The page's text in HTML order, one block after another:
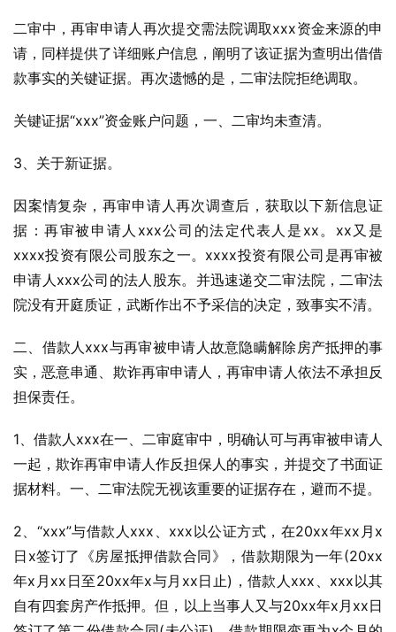
二审中，再审申请人再次提交需法院调取xxx资金来源的申
请，同样提供了详细账户信息，阐明了该证据为查明出借借
款事实的关键证据。再次遗憾的是，二审法院拒绝调取。
关键证据“xxx”资金账户问题，一、二审均未查清。
3、关于新证据。
因案情复杂，再审申请人再次调查后，获取以下新信息证
据：再审被申请人xxx公司的法定代表人是xx。xx又是
xxxx投资有限公司股东之一。xxxx投资有限公司是再审被
申请人xxx公司的法人股东。并迅速递交二审法院，二审法
院没有开庭质证，武断作出不予采信的决定，致事实不清。
二、借款人xxx与再审被申请人故意隐瞒解除房产抵押的事
实，恶意串通、欺诈再审申请人，再审申请人依法不承担反
担保责任。
1、借款人xxx在一、二审庭审中，明确认可与再审被申请人
一起，欺诈再审申请人作反担保人的事实，并提交了书面证
据材料。一、二审法院无视该重要的证据存在，避而不提。
2、“xxx”与借款人xxx、xxx以公证方式，在20xx年xx月x
日x签订了《房屋抵押借款合同》，借款期限为一年(20xx
年x月xx日至20xx年x与月xx日止)，借款人xxx、xxx以其
自有四套房产作抵押。但，以上当事人又与20xx年x月xx日